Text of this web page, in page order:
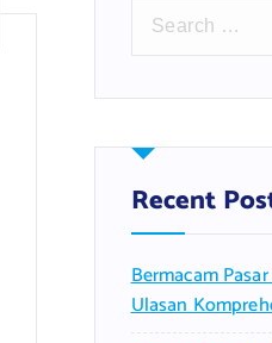
r
h
f
o
:
Recent
Bermacam
Ulasan